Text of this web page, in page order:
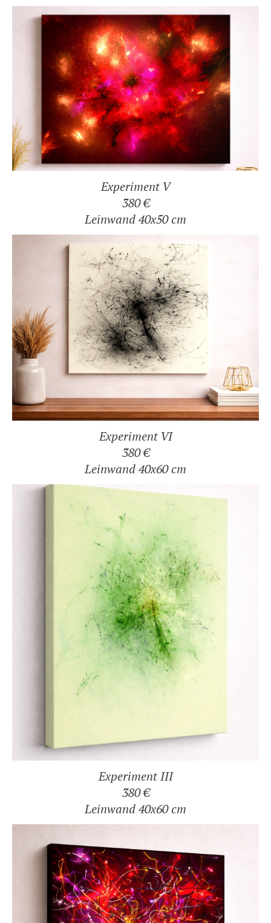
Experiment V
380 €
Leinwand 40x50 cm
Experiment VI
380 €
Leinwand 40x60 cm
Experiment III
380 €
Leinwand 40x60 cm